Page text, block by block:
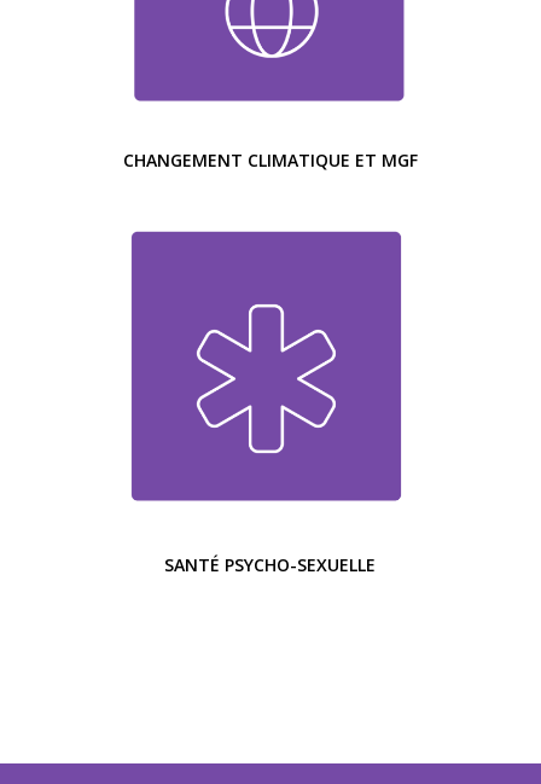
CHANGEMENT CLIMATIQUE ET MGF
SANTÉ PSYCHO-SEXUELLE